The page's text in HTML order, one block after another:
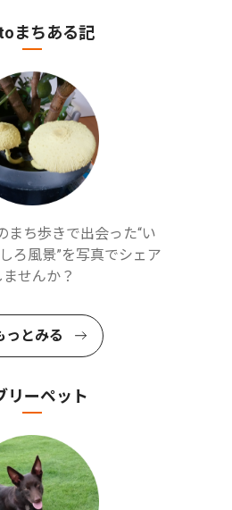
まちある記
まち歩きで出会った“い
ろ風景”を写真でシェア
ませんか？
っとみる
リーペット